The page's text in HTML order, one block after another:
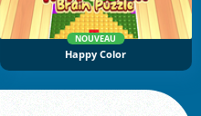
NOUVEAU
Happy Color